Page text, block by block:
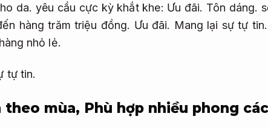
da. yêu cầu cực kỳ khắt khe: Ưu đãi. Tôn dáng.
hàng trăm triệu đồng. Ưu đãi. Mang lại sự tự tin.
nhỏ lẻ.
tự tin.
theo mùa, Phù hợp nhiều phong